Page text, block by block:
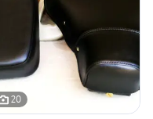
20